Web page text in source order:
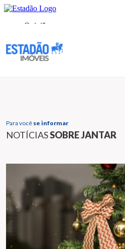
Para você se informar
NOTÍCIASSOBRE JANTAR